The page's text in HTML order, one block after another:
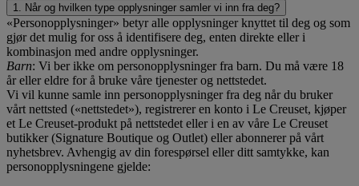
1. Når og hvilken type opplysninger samler vi inn fra deg?
«Personopplysninger» betyr alle opplysninger knyttet til deg og som
gjør det mulig for oss å identifisere deg, enten direkte eller i
kombinasjon med andre opplysninger.
Barn: Vi ber ikke om personopplysninger fra barn. Du må være 18
år eller eldre for å bruke våre tjenester og nettstedet.
Vi vil kunne samle inn personopplysninger fra deg når du bruker
vårt nettsted («nettstedet»), registrerer en konto i Le Creuset, kjøper
et Le Creuset-produkt på nettstedet eller i en av våre Le Creuset
butikker (Signature Boutique og Outlet) eller abonnerer på vårt
nyhetsbrev. Avhengig av din forespørsel eller ditt samtykke, kan
personopplysningene gjelde: